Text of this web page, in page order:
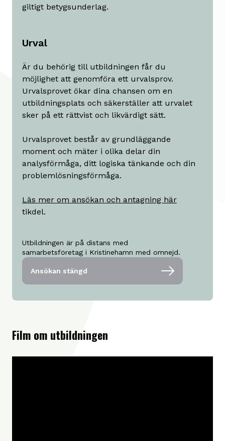
giltigt betygsunderlag.
Urval
Är du behörig till utbildningen får du
möjlighet att genomföra ett urvalsprov.
Urvalsprovet ökar dina chansen om en
utbildningsplats och säkerställer att urvalet
sker på ett rättvist och likvärdigt sätt.
Urvalsprovet består av grundläggande
moment och mäter i olika delar din
analysförmåga, ditt logiska tänkande och din
problemlösningsförmåga.
Läs mer om ansökan och antagning här
tikdel.
Utbildningen är på distans med
samarbetsföretag i Kristinehamn med omnejd.
Ansökan stängd
Film om utbildningen